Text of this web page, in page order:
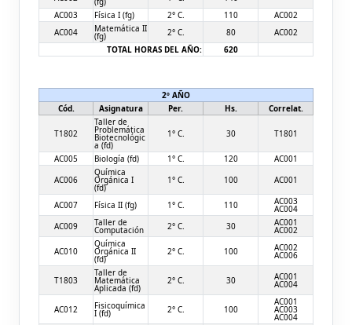
AC003
Física I (fg) 2° C. 110
AC002
AC004
Matemática II
(fg) 2° C. 80
AC002
TOTAL HORAS DEL AÑO:
620
2º AÑO
Cód.
Asignatura Per. Hs. Correlat.
T1802
Taller de
Problemática
Biotecnológic
a (fd)
1° C. 30 T1801
AC005 Biología (fd) 1° C. 120
AC001
AC006
Química
Orgánica I
(fd)
1° C. 100 AC001
AC007 Física II (fg) 1° C. 110 AC003
AC004
AC009
Taller de
Computación 2° C. 30 AC001
AC002
AC010
Química
Orgánica II
(fd)
2° C. 100 AC002
AC006
T1803
Taller de
Matemática
Aplicada (fd)
2° C. 30 AC001
AC004
AC012 Fisicoquímica
I (fd) 2° C. 100
AC001
AC003
AC004